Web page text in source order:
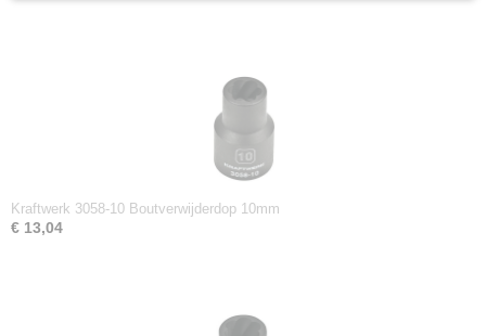
Kraftwerk 3058-10 Boutverwijderdop 10mm
€ 13,04